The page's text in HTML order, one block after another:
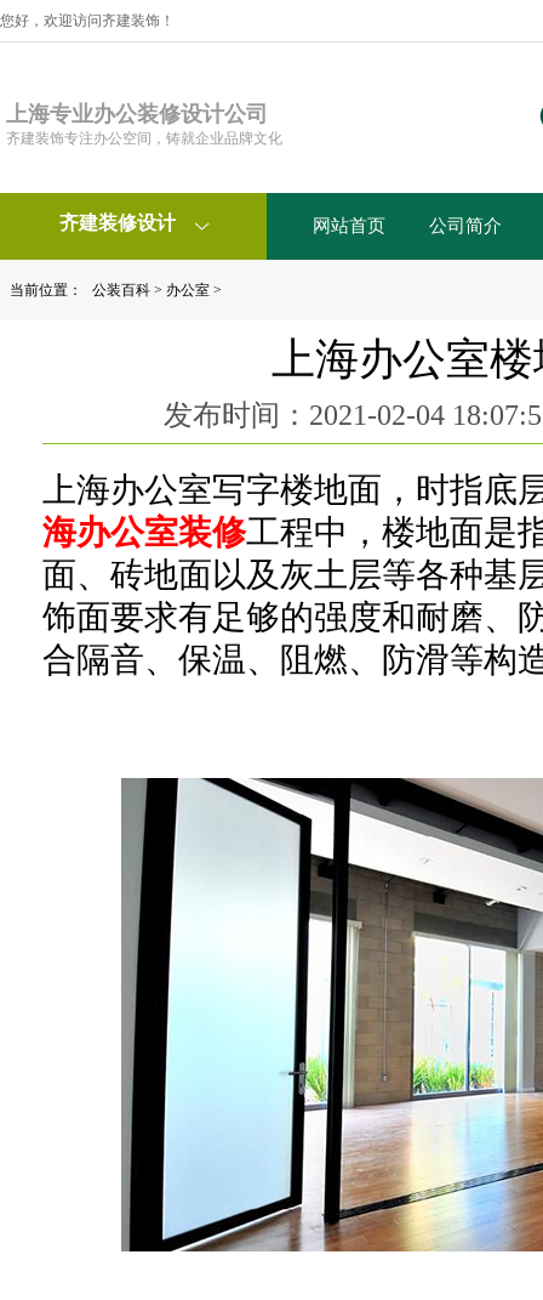
您好，欢迎访问齐建装饰！
上海专业办公装修设计公司
齐建装饰专注办公空间，铸就企业品牌文化
齐建装修设计  网站首页 公司简介
当前位置： 公装百科 > 办公室 >
上海办公室
发布时间：2021-02-04
上海办公室写字楼地面，时指底
海办公室装修工程中，楼地面是
面、砖地面以及灰土层等各种基
饰面要求有足够的强度和耐磨、
合隔音、保温、阻燃、防滑等构